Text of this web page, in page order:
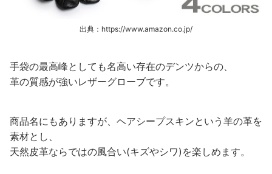
出典：https://www.amazon.co.jp/
手袋の最高峰としても名高い存在のデンツからの、
革の質感が強いレザーグローブです。
商品名にもありますが、ヘアシープスキンという羊の革を
素材とし、
天然皮革ならではの風合い(キズやシワ)を楽しめます。